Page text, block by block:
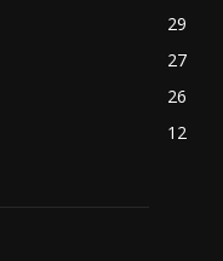
29
27
26
12